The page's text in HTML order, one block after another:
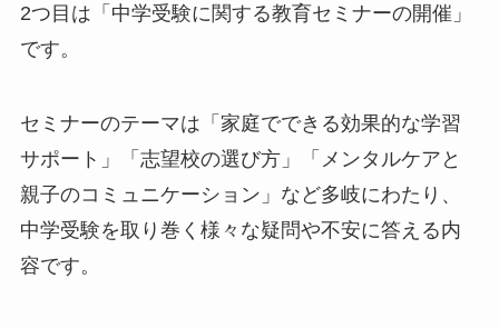
2つ目は「中学受験に関する教育セミナーの開催」
です。
セミナーのテーマは「家庭でできる効果的な学習
サポート」「志望校の選び方」「メンタルケアと
親子のコミュニケーション」など多岐にわたり、
中学受験を取り巻く様々な疑問や不安に答える内
容です。